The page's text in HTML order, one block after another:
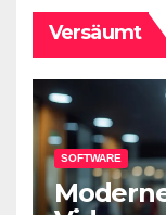
Versäumt
SOFTWARE